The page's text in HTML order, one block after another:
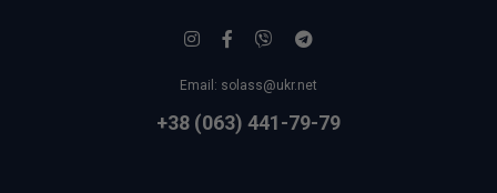
Email: solass@ukr.net
+38 (063) 441-79-79